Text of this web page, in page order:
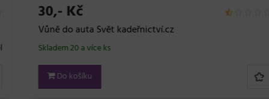
30,- Kč
Vůně do auta Svět kadeřnictví.cz
Skladem 20 a více ks
Do košíku